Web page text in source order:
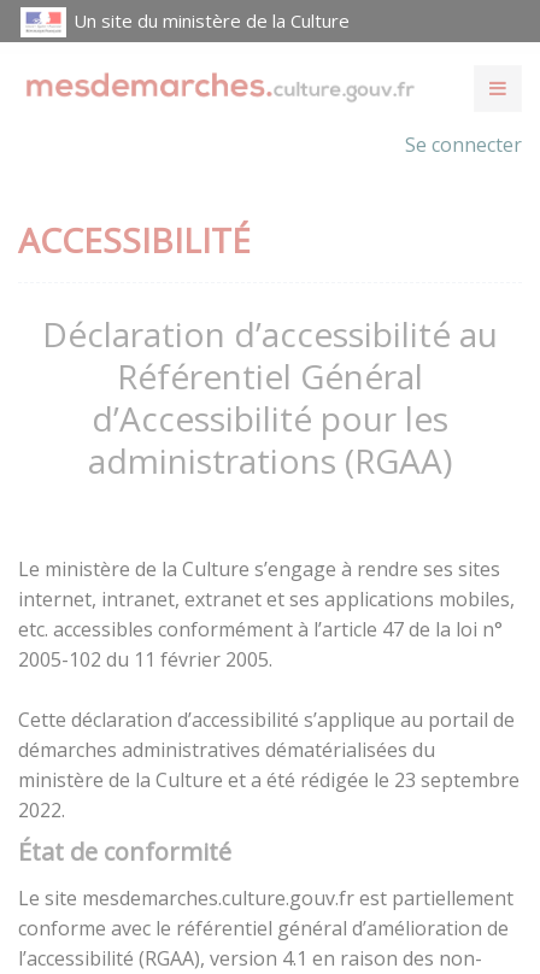
Un site du ministère de la Culture
Se connecter
ACCESSIBILITÉ
Déclaration d’accessibilité au
Référentiel Général
d’Accessibilité pour les
administrations (RGAA)
Le ministère de la Culture s’engage à rendre ses sites
internet, intranet, extranet et ses applications mobiles,
etc. accessibles conformément à l’article 47 de la loi n°
2005-102 du 11 février 2005.
Cette déclaration d’accessibilité s’applique au portail de
démarches administratives dématérialisées du
ministère de la Culture et a été rédigée le 23 septembre
2022.
État de conformité
Le site mesdemarches.culture.gouv.fr est partiellement
conforme avec le référentiel général d’amélioration de
l’accessibilité (RGAA), version 4.1 en raison des non-